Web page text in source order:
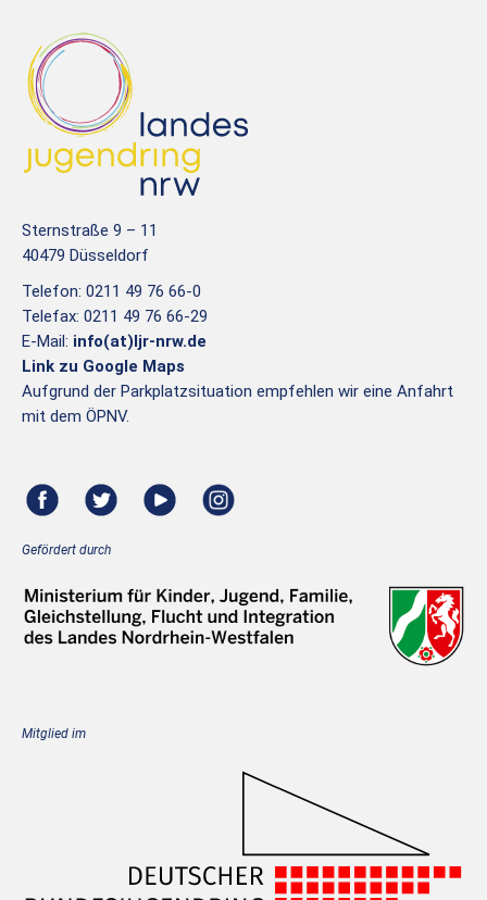
Sternstraße 9 – 11
40479 Düsseldorf
Telefon: 0211 49 76 66-0
Telefax: 0211 49 76 66-29
E-Mail: info(at)ljr-nrw.de
Link zu Google Maps
Aufgrund der Parkplatzsituation empfehlen wir eine Anfahrt
mit dem ÖPNV.
Gefördert durch
Mitglied im